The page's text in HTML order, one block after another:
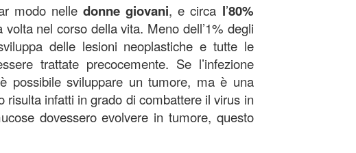
modo nelledonne giovani, e circa l’80%
nel corso della vita. Meno dell’1% degli
delle lesioni neoplastiche e tutte le
trattate precocemente. Se l’infezione
possibile sviluppare un tumore, ma è una
risulta infatti in grado di combattere il virus in
dovessero evolvere in tumore, questo